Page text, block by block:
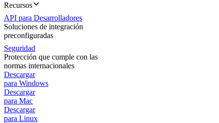
Recursos
API para Desarrolladores
Soluciones de integración
preconfiguradas
Seguridad
Protección que cumple con las
normas internacionales
Descargar
para Windows
Descargar
para Mac
Descargar
para Linux